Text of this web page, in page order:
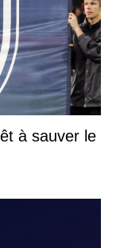
à sauver le